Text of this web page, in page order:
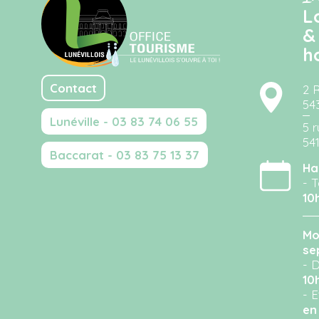
Contact
Lunéville - 03 83 74 06 55
Baccarat - 03 83 75 13 37
&
2
5
-
-
-